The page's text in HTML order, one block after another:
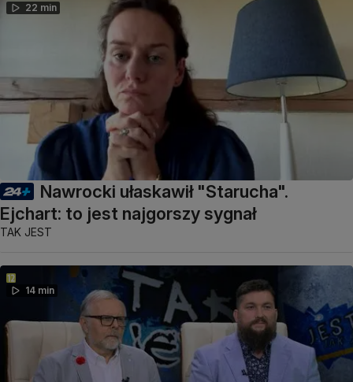
22 min
Nawrocki ułaskawił "Starucha".
Ejchart: to jest najgorszy sygnał
TAK JEST
14 min